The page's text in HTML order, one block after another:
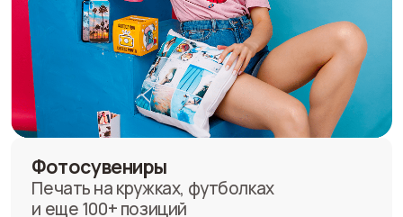
Фотоуслуги
Печать документов, ксерокопии,
сканирование и ламинирование